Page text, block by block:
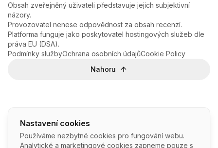
Nastavení cookies
Používáme nezbytné cookies pro fungování webu.
Analytické a marketingové cookies zapneme pouze s
Obsah zveřejněný uživateli představuje jejich subjektivní
názory.
Provozovatel nenese odpovědnost za obsah recenzí.
Platforma funguje jako poskytovatel hostingových služeb dle
práva EU (DSA).
Podmínky službyOchrana osobních údajůCookie Policy
Nahoru